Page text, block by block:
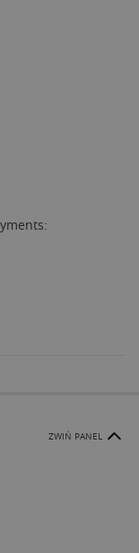
ZWIŃ PANEL